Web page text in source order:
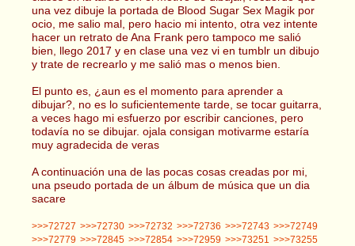
una vez dibuje la portada de Blood Sugar Sex Magik por
ocio, me salio mal, pero hacio mi intento, otra vez intente
hacer un retrato de Ana Frank pero tampoco me salió
bien, llego 2017 y en clase una vez vi en tumblr un dibujo
y trate de recrearlo y me salió mas o menos bien.
El punto es, ¿aun es el momento para aprender a
dibujar?, no es lo suficientemente tarde, se tocar guitarra,
a veces hago mi esfuerzo por escribir canciones, pero
todavía no se dibujar. ojala consigan motivarme estaría
muy agradecida de veras
A continuación una de las pocas cosas creadas por mi,
una pseudo portada de un álbum de música que un dia
sacare
>>>72727 >>>72730 >>>72732 >>>72736 >>>72743 >>>72749
>>>72779 >>>72845 >>>72854 >>>72959 >>>73251
>>>73255